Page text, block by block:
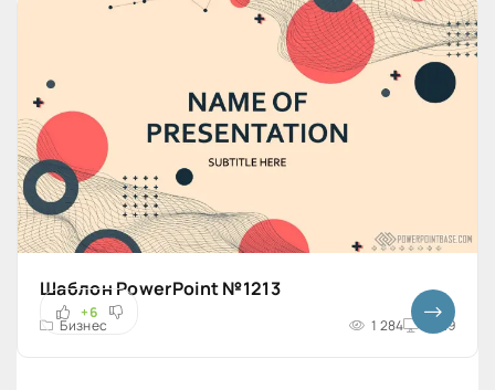
Шаблон PowerPoint №1213
Бизнес 1 284 16x9
+6